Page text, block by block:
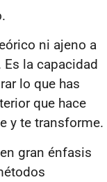
ni ajeno a
Es la capacidad
lo que has
que hace
y te transforme.
gran énfasis